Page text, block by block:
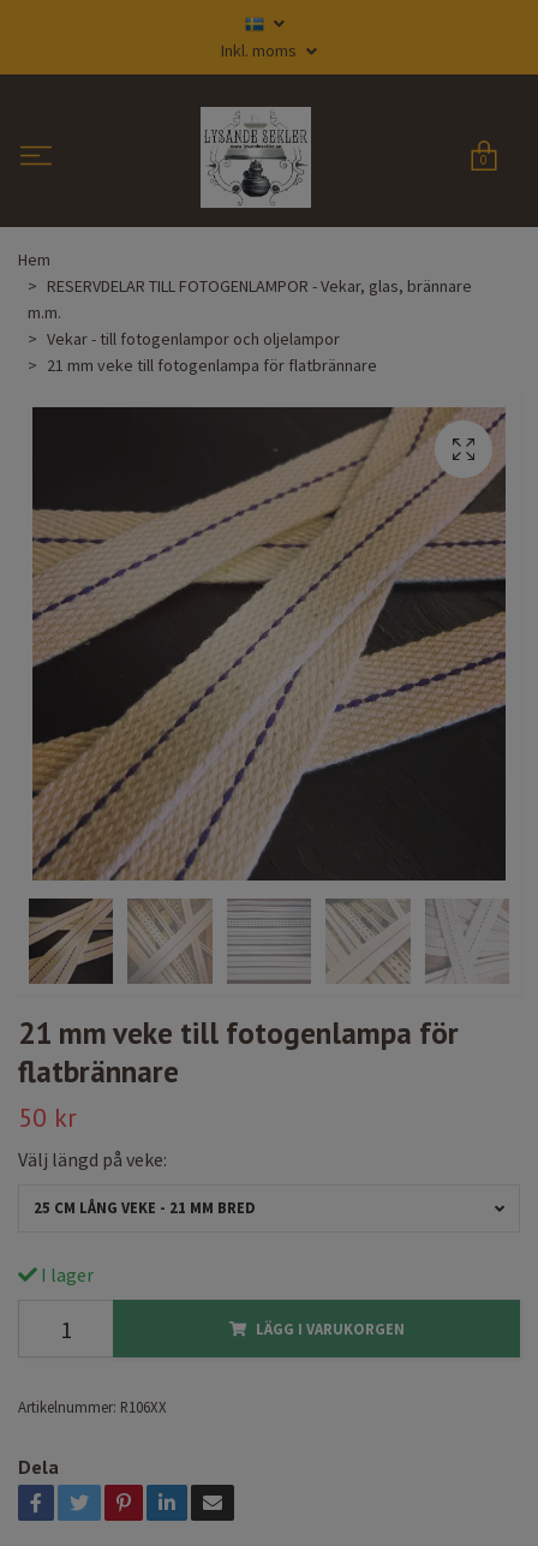
Inkl. moms
0
Hem
RESERVDELAR TILL FOTOGENLAMPOR - Vekar, glas, brännare
m.m.
Vekar - till fotogenlampor och oljelampor
21 mm veke till fotogenlampa för flatbrännare
21 mm veke till fotogenlampa för
flatbrännare
50 kr
Välj längd på veke:
25 CM LÅNG VEKE - 21 MM BRED
I lager
LÄGG I VARUKORGEN
Artikelnummer: R106XX
Dela